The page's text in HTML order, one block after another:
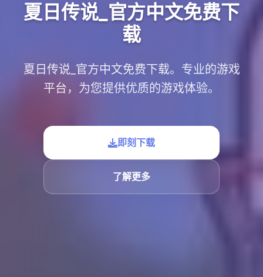
夏日传说_官方中文免费下
载
夏日传说_官方中文免费下载。专业的游戏
平台，为您提供优质的游戏体验。
即刻下载
了解更多